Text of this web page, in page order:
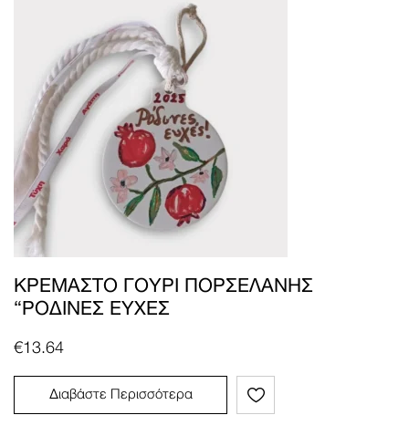
ΚΡΕΜΑΣΤΌ ΓΟΎΡΙ ΠΟΡΣΕΛΆΝΗΣ
“ΡΟΔΙΝΕΣ ΕΥΧΈΣ
€13.64
Διαβάστε Περισσότερα